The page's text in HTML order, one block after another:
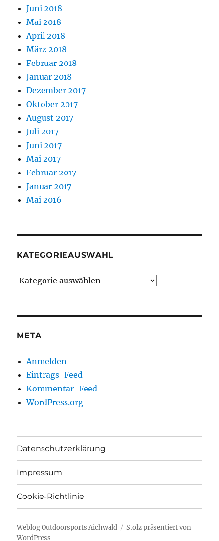
Juni 2018
Mai 2018
April 2018
März 2018
Februar 2018
Januar 2018
Dezember 2017
Oktober 2017
August 2017
Juli 2017
Juni 2017
Mai 2017
Februar 2017
Januar 2017
Mai 2016
KATEGORIEAUSWAHL
Kategorieauswahl
META
Anmelden
Eintrags-Feed
Kommentar-Feed
WordPress.org
Datenschutzerklärung
Impressum
Cookie-Richtlinie
Weblog Outdoorsports Aichwald
Stolz präsentiert von
WordPress